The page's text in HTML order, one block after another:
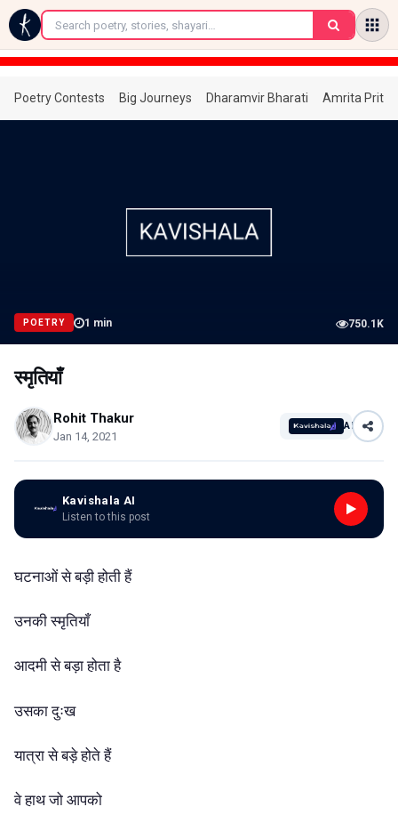
←
Poetry Contests Big Journeys Dharamvir Bharati Amrita
POETRY 1 min 750.1K
स्मृतियाँ
Rohit Thakur
Jan 14, 2021
AI
Kavishala AI
Listen to this post
घटनाओं से बड़ी होती हैं
उनकी स्मृतियाँ
आदमी से बड़ा होता है
उसका दुःख
यात्रा से बड़े होते हैं
वे हाथ जो आपको